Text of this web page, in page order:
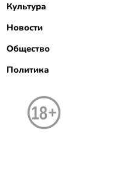
Культура
Новости
Общество
Политика